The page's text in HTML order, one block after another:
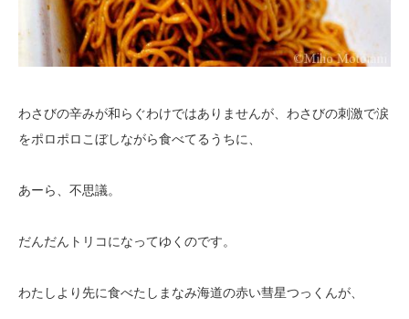
わさびの辛みが和らぐわけではありませんが、わさびの刺激で涙
をポロポロこぼしながら食べてるうちに、
あーら、不思議。
だんだんトリコになってゆくのです。
わたしより先に食べたしまなみ海道の赤い彗星つっくんが、